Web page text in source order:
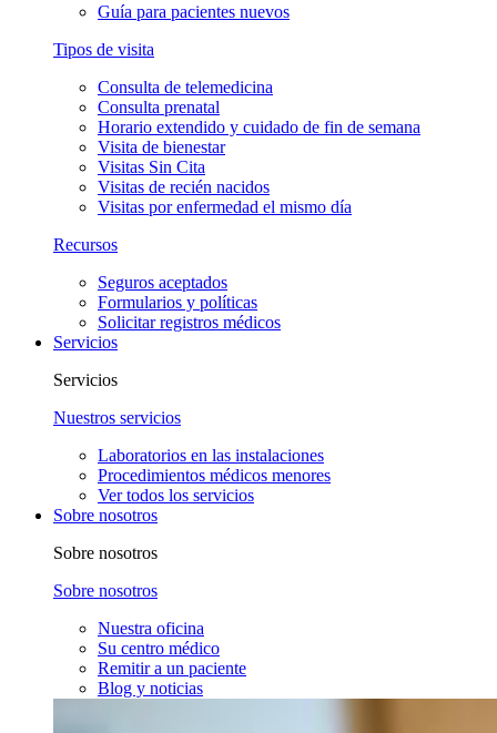
Guía para pacientes nuevos
Tipos de visita
Consulta de telemedicina
Consulta prenatal
Horario extendido y cuidado de fin de semana
Visita de bienestar
Visitas Sin Cita
Visitas de recién nacidos
Visitas por enfermedad el mismo día
Recursos
Seguros aceptados
Formularios y políticas
Solicitar registros médicos
Servicios
Servicios
Nuestros servicios
Laboratorios en las instalaciones
Procedimientos médicos menores
Ver todos los servicios
Sobre nosotros
Sobre nosotros
Sobre nosotros
Nuestra oficina
Su centro médico
Remitir a un paciente
Blog y noticias